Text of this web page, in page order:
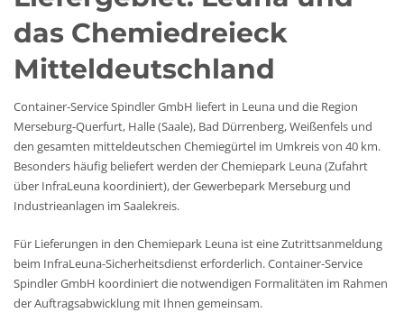
das Chemiedreieck
Mitteldeutschland
Container-Service Spindler GmbH liefert in Leuna und die Region
Merseburg-Querfurt, Halle (Saale), Bad Dürrenberg, Weißenfels und
den gesamten mitteldeutschen Chemiegürtel im Umkreis von 40 km.
Besonders häufig beliefert werden der Chemiepark Leuna (Zufahrt
über InfraLeuna koordiniert), der Gewerbepark Merseburg und
Industrieanlagen im Saalekreis.
Für Lieferungen in den Chemiepark Leuna ist eine Zutrittsanmeldung
beim InfraLeuna-Sicherheitsdienst erforderlich. Container-Service
Spindler GmbH koordiniert die notwendigen Formalitäten im Rahmen
der Auftragsabwicklung mit Ihnen gemeinsam.